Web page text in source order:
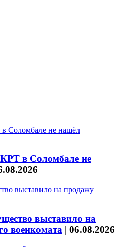
в Соломбале не
выставило на
военкомата | 06.08.2026